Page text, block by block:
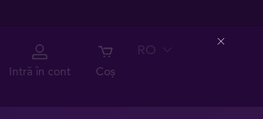
Intră în cont Coș
RO Close